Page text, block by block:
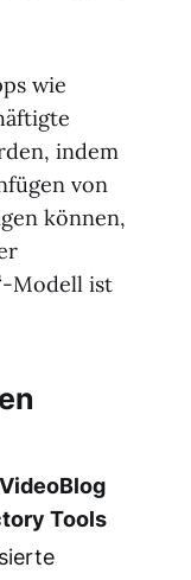
wie
indem
von
können,
Modell ist
Tools